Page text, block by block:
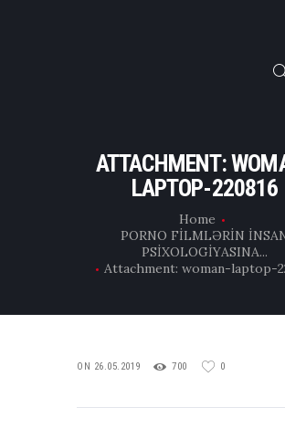
ATTACHMENT:
LAPTOP-220816
Home
PORNO FİLMLƏRİN
PSİXOLOGİYASINA...
Attachment: woman-laptop-
TƏHSİL
ON 26.05.2019 700 0